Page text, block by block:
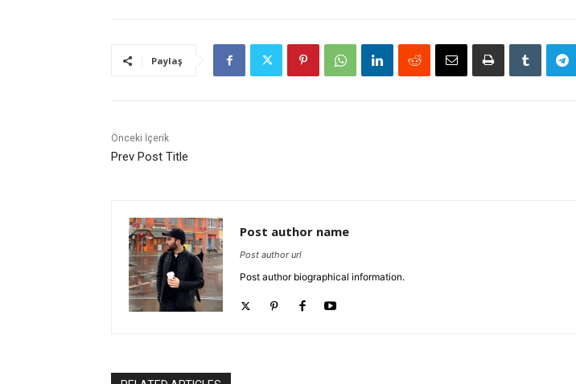
Paylaş
Önceki İçerik
Prev Post Title
Post author name
Post author url
Post author biographical information.